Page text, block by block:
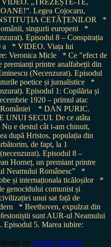
Legea Cojocaru,
CETĂȚENILOR
*
singurii europeni
*
Episodul 8 – Conspirația
a
* VIDEO. Viața lui
Veronica Micle
* Ce "efect de
premianți printre analfabeții din
(Necenzurat). Episodul
poetice și jurnalistice
*
Episodul 1: Copilăria și
1920 – primul atac
* DAN PURIC.
SECUI. De ce atâta
e destul cât i-am chinuit,
după Hristos, populația din
de fapt, la 1
Episodul 8 –
Horneț, un premiant printre
Neamului Românesc”
*
și internaționala ticăloșilor
*
genocidului comunist și
unui sat față de
* Beethoven, expulzat din
sunt AUR-ul Neamului
Episodul 5. Marea iubire:
by Iceable Themes.